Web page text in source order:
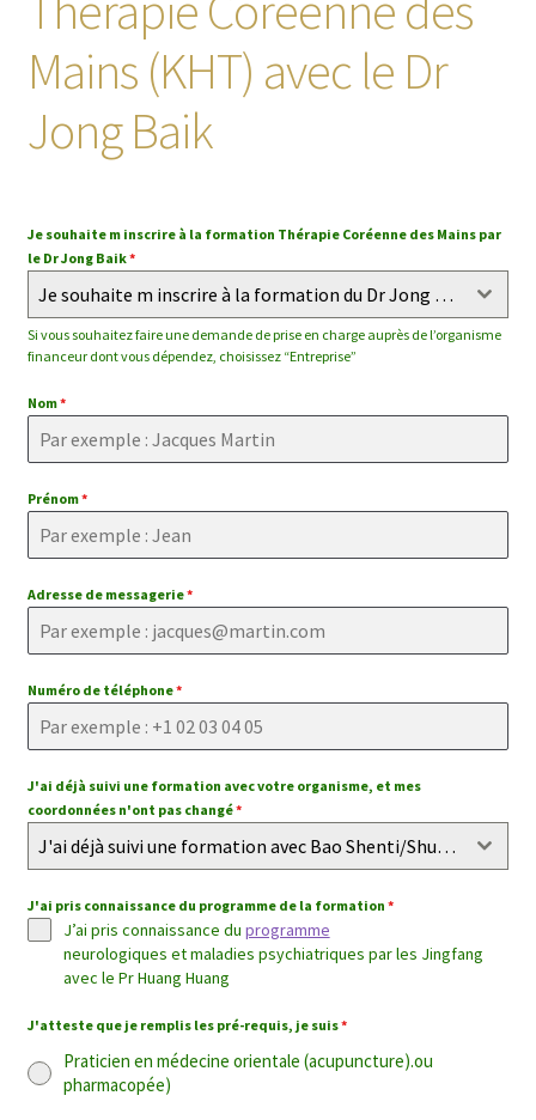
enfant
Mains (KHT) avec le Dr
Jong Baik
Je souhaite m inscrire à la formation Thérapie Coréenne des Mains par
le Dr Jong Baik*
Je souhaite m inscrire à la formation du Dr Jong Baik en tant que
Si vous souhaitez faire une demande de prise en charge auprès de l’organisme
financeur dont vous dépendez, choisissez “Entreprise”
Nom*
Prénom*
Adresse de messagerie*
Numéro de téléphone*
J'ai déjà suivi une formation avec votre organisme, et mes
coordonnées n'ont pas changé*
J'ai déjà suivi une formation avec Bao Shenti/Shuyuan, et mes coordonnées n'ont pas changé
J'ai pris connaissance du programme de la formation *
J’ai pris connaissance du programme
neurologiques et maladies psychiatriques par les Jingfang
avec le Pr Huang Huang
J'atteste que je remplis les pré-requis, je suis*
Praticien en médecine orientale (acupuncture).ou
pharmacopée)